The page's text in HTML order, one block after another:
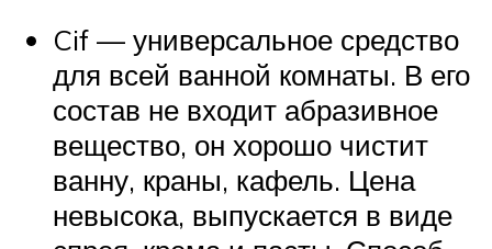
Cif — универсальное средство
для всей ванной комнаты. В его
состав не входит абразивное
вещество, он хорошо чистит
ванну, краны, кафель. Цена
невысока, выпускается в виде